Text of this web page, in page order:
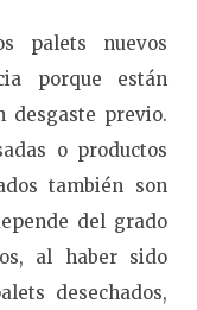
palets nuevos
porque están
desgaste previo.
o productos
también son
del grado
al haber sido
desechados,